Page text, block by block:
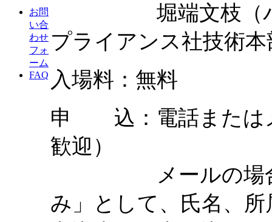
お問
い合
わせ
フォ
ーム
FAQ
堀端文枝（パナ
プライアンス社技術
入場料：無料
申 込：電話または
歓迎）
メールの場合、
み」として、氏名、